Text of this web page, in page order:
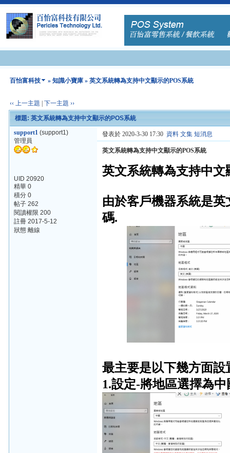
百怡富科技 »知識小寶庫 » 英文系統轉為支持中文顯示的POS系統
‹‹ 上一主題 |下一主題 ››
標題: 英文系統轉為支持中文顯示的POS系統
support1 (support1)
管理員
UID 20920
精華 0
積分 0
帖子 262
閱讀權限 200
註冊 2017-5-12
狀態 離線
發表於 2020-3-30 17:30 資料 文集 短消息
英文系統轉為支持中文顯示的POS系統
英文系統轉為支持中文
由於客戶機器系統是
碼.
最主要是以下幾方面設
1.設定-將地區選擇為